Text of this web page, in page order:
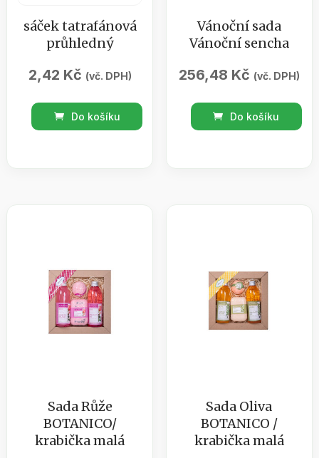
sáček tatrafánová
průhledný
2,42 Kč (vč. DPH)
sáček
tatrafánová
Do košíku
Vánoční sada
Vánoční sencha
256,48 Kč (vč. DPH)
Vánoční
sada
Do košíku
Sada Růže
BOTANICO/
krabička malá
Sada Oliva
BOTANICO /
krabička malá